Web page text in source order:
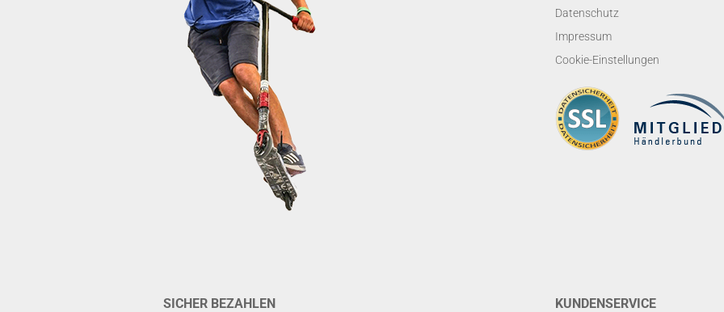
Datenschutz
Impressum
Cookie-Einstellungen
SICHER BEZAHLEN KUNDENSERVICE